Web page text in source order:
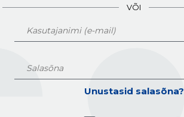
VÕI
Unustasid salasõna?